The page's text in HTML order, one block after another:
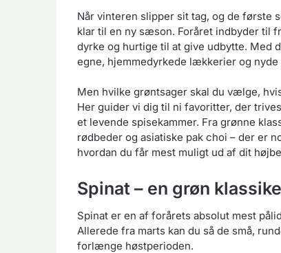
Når vinteren slipper sit tag, og de første
klar til en ny sæson. Foråret indbyder til
dyrke og hurtige til at give udbytte. Med
egne, hjemmedyrkede lækkerier og
Men hvilke grøntsager skal du vælge,
Her guider vi dig til ni favoritter, der
et levende spisekammer. Fra grønne
rødbeder og asiatiske pak choi – der er
hvordan du får mest muligt ud af dit
Spinat – en grøn
Spinat er en af forårets absolut mest
Allerede fra marts kan du så de små,
forlænge høstperioden.